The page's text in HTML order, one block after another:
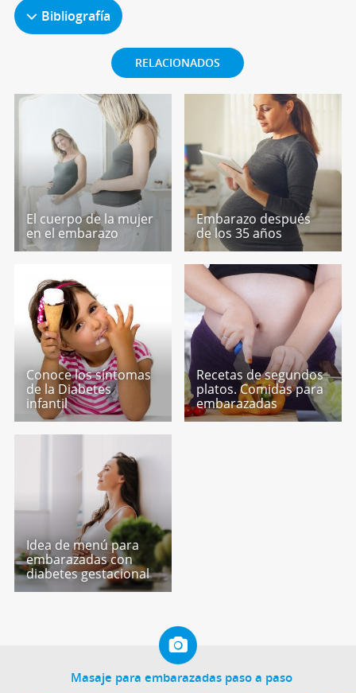
Bibliografía
RELACIONADOS
El cuerpo de la mujer
en el embarazo
Embarazo después
de los 35 años
Conoce los síntomas
de la Diabetes
infantil
Recetas de segundos
platos. Comidas para
embarazadas
Idea de menú para
embarazadas con
diabetes gestacional
Masaje para embarazadas paso a paso